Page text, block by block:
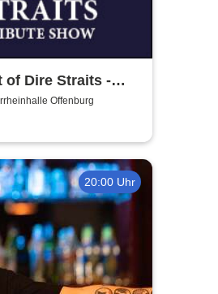
of Dire Straits -
Offenburg
20:00 Uhr